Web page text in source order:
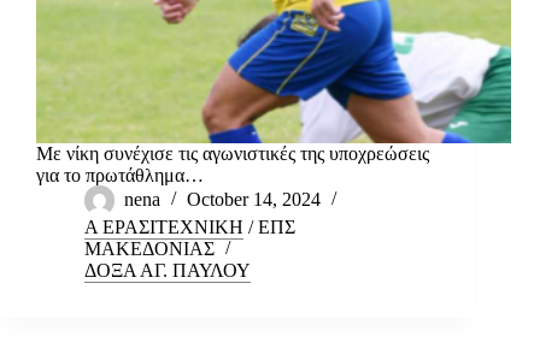
Με νίκη συνέχισε τις αγωνιστικές της υποχρεώσεις
για το πρωτάθλημα…
nena
October 14, 2024
Α ΕΡΑΣΙΤΕΧΝΙΚΗ /ΕΠΣ
ΜΑΚΕΔΟΝΙΑΣ
ΔΟΞΑ ΑΓ. ΠΑΥΛΟΥ